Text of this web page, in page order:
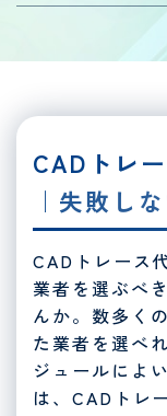
CADトレ
｜失敗し
CADトレース
業者を選ぶべ
んか。数多く
た業者を選べ
ジュールによ
は、CADトレ